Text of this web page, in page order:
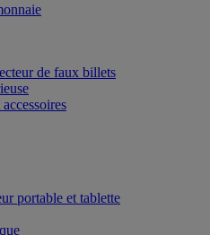
de faux billets
portable et tablette